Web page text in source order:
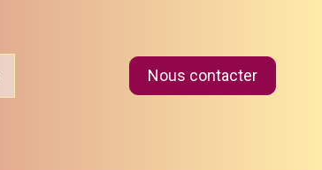
Nous contacter